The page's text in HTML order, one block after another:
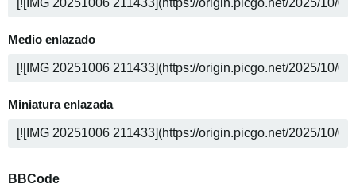
Medio enlazado
Miniatura enlazada
BBCode